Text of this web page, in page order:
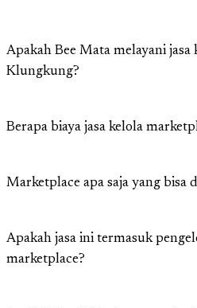
Apakah Bee Mata melayani
Klungkung?
Berapa biaya jasa kelola
Marketplace apa saja yang bisa
Apakah jasa ini termasuk
marketplace?